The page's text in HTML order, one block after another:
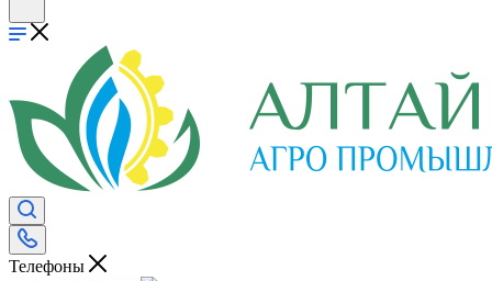
Телефоны